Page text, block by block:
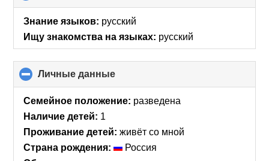
to
Знание языков: русский
Ищу знакомства на языках: русский
Личные данные
to
collapse
Семейное положение: разведена
Наличие детей: 1
Проживание детей: живёт со мной
Страна рождения:
Россия